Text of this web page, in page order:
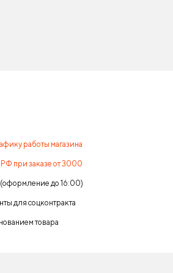
работы магазина
РФ при заказе от 3000
(оформление до 16:00)
для соцконтракта
товара